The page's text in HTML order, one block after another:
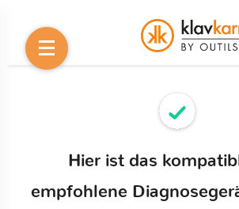
Hier ist das
empfohlene